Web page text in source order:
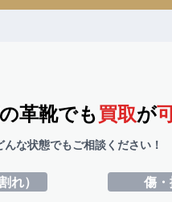
革靴でも買取が
な状態でもご相談ください
れ） 傷